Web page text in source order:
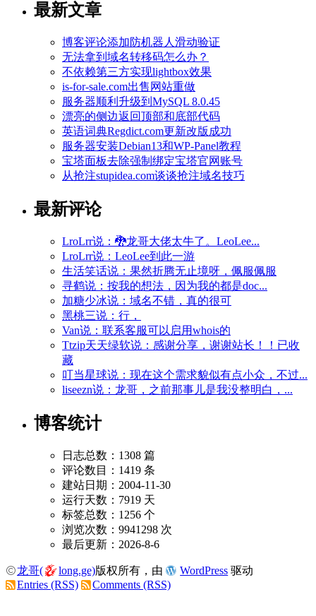
最新文章
博客评论添加防机器人滑动验证
无法拿到域名转移码怎么办？
不依赖第三方实现lightbox效果
is-for-sale.com出售网站重做
服务器顺利升级到MySQL 8.0.45
漂亮的侧边返回顶部和底部代码
英语词典Regdict.com更新改版成功
服务器安装Debian13和WP-Panel教程
宝塔面板去除强制绑定宝塔官网账号
从抢注stupidea.com谈谈抢注域名技巧
最新评论
LroLrr说：🐉龙哥大佬太牛了。LeoLee...
LroLrr说：LeoLee到此一游
生活笑话说：果然折腾无止境呀，佩服佩服
寻鹤说：按我的想法，因为我的都是doc...
加糖少冰说：域名不错，真的很可
黑桃三说：行，
Van说：联系客服可以启用whois的
Ttzip天天绿软说：感谢分享，谢谢站长！！已收
藏
叮当星球说：现在这个需求貌似有点小众，不过...
liseezn说：龙哥，之前那事儿是我没整明白，...
博客统计
日志总数：1308 篇
评论数目：1419 条
建站日期：2004-11-30
运行天数：7919 天
标签总数：1256 个
浏览次数：9941298 次
最后更新：2026-8-6
龙哥( long.ge)版权所有，由 WordPress 驱动
Entries (RSS)
Comments (RSS)